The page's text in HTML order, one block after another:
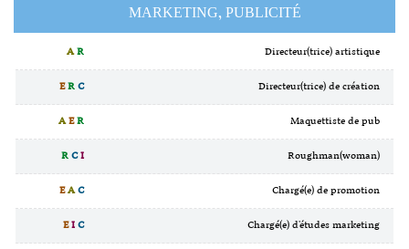
MARKETING, PUBLICITÉ
AR
ERC
AER
RCI
EAC
EIC